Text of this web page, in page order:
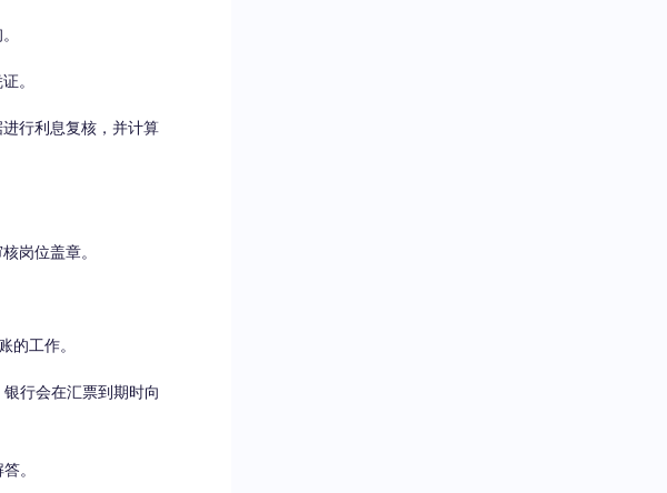
。
行利息复核，并计算
岗位盖章。
工作。
行会在汇票到期时向
。